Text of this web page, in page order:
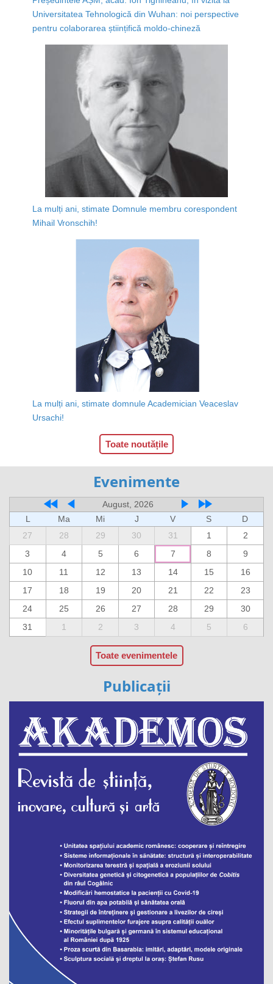
Universitatea Tehnologică din Wuhan: noi perspective
pentru colaborarea științifică moldo-chineză
La mulți ani, stimate Domnule membru corespondent
Mihail Vronschih!
La mulți ani, stimate domnule Academician Veaceslav
Ursachi!
Toate noutățile
Evenimente
August, 2026
L
Ma Mi J V S
D
27
28 29 30 31 1
2
3
4 5 6 7 8
9
10
11 12 13 14 15
16
17
18 19 20 21 22
23
24
25 26 27 28 29
30
31
1 2 3 4 5 6
Toate evenimentele
Publicații